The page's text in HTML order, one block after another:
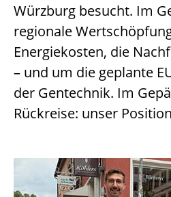
Würzburg besucht. Im
regionale
Energiekosten, die
– und um die geplante
der Gentechnik. Im
Rückreise: unser